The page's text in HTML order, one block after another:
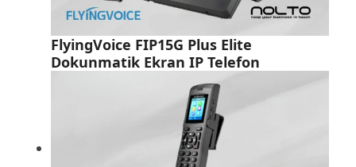
FlyingVoice FIP15G Plus Elite
Dokunmatik Ekran IP Telefon